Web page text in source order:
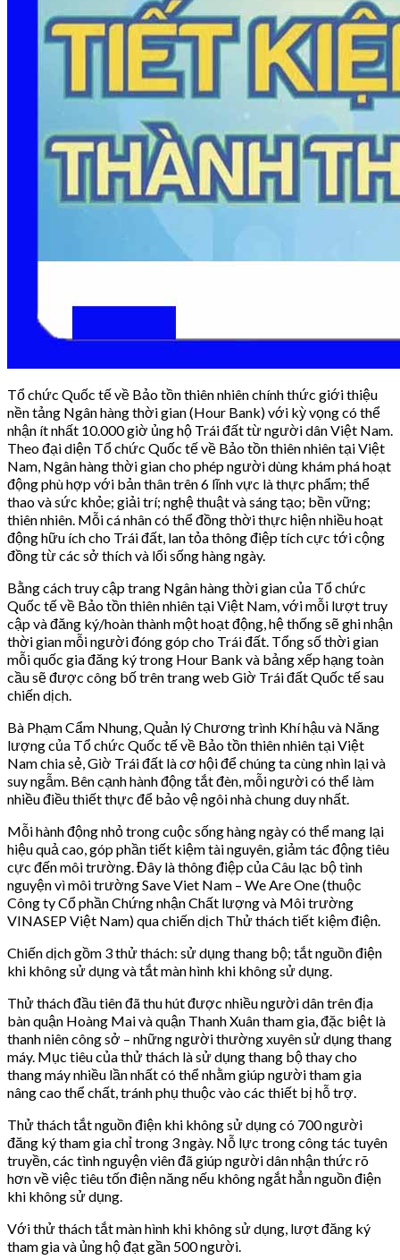
Tổ chức Quốc tế về Bảo tồn thiên nhiên chính thức giới thiệu
nền tảng Ngân hàng thời gian (Hour Bank) với kỳ vọng có thể
nhận ít nhất 10.000 giờ ủng hộ Trái đất từ người dân Việt Nam.
Theo đại diện Tổ chức Quốc tế về Bảo tồn thiên nhiên tại Việt
Nam, Ngân hàng thời gian cho phép người dùng khám phá hoạt
động phù hợp với bản thân trên 6 lĩnh vực là thực phẩm; thể
thao và sức khỏe; giải trí; nghệ thuật và sáng tạo; bền vững;
thiên nhiên. Mỗi cá nhân có thể đồng thời thực hiện nhiều hoạt
động hữu ích cho Trái đất, lan tỏa thông điệp tích cực tới cộng
đồng từ các sở thích và lối sống hàng ngày.
Bằng cách truy cập trang Ngân hàng thời gian của Tổ chức
Quốc tế về Bảo tồn thiên nhiên tại Việt Nam, với mỗi lượt truy
cập và đăng ký/hoàn thành một hoạt động, hệ thống sẽ ghi nhận
thời gian mỗi người đóng góp cho Trái đất. Tổng số thời gian
mỗi quốc gia đăng ký trong Hour Bank và bảng xếp hạng toàn
cầu sẽ được công bố trên trang web Giờ Trái đất Quốc tế sau
chiến dịch.
Bà Phạm Cẩm Nhung, Quản lý Chương trình Khí hậu và Năng
lượng của Tổ chức Quốc tế về Bảo tồn thiên nhiên tại Việt
Nam chia sẻ, Giờ Trái đất là cơ hội để chúng ta cùng nhìn lại và
suy ngẫm. Bên cạnh hành động tắt đèn, mỗi người có thể làm
nhiều điều thiết thực để bảo vệ ngôi nhà chung duy nhất.
Mỗi hành động nhỏ trong cuộc sống hàng ngày có thể mang lại
hiệu quả cao, góp phần tiết kiệm tài nguyên, giảm tác động tiêu
cực đến môi trường. Đây là thông điệp của Câu lạc bộ tình
nguyện vì môi trường Save Viet Nam – We Are One (thuộc
Công ty Cổ phần Chứng nhận Chất lượng và Môi trường
VINASEP Việt Nam) qua chiến dịch Thử thách tiết kiệm điện.
Chiến dịch gồm 3 thử thách: sử dụng thang bộ; tắt nguồn điện
khi không sử dụng và tắt màn hình khi không sử dụng.
Thử thách đầu tiên đã thu hút được nhiều người dân trên địa
bàn quận Hoàng Mai và quận Thanh Xuân tham gia, đặc biệt là
thanh niên công sở – những người thường xuyên sử dụng thang
máy. Mục tiêu của thử thách là sử dụng thang bộ thay cho
thang máy nhiều lần nhất có thể nhằm giúp người tham gia
nâng cao thể chất, tránh phụ thuộc vào các thiết bị hỗ trợ.
Thử thách tắt nguồn điện khi không sử dụng có 700 người
đăng ký tham gia chỉ trong 3 ngày. Nỗ lực trong công tác tuyên
truyền, các tình nguyện viên đã giúp người dân nhận thức rõ
hơn về việc tiêu tốn điện năng nếu không ngắt hẳn nguồn điện
khi không sử dụng.
Với thử thách tắt màn hình khi không sử dụng, lượt đăng ký
tham gia và ủng hộ đạt gần 500 người.